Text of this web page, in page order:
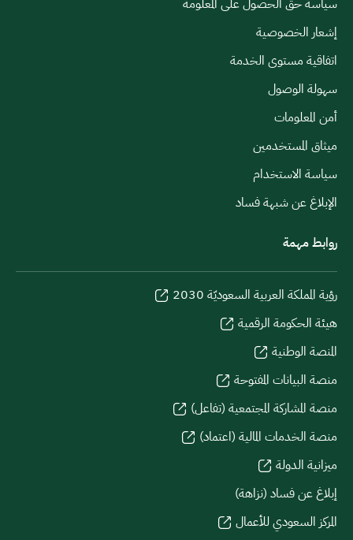
سياسة حق الحصول على المعلومة
إشعار الخصوصية
اتفاقية مستوى الخدمة
سهولة الوصول
أمن المعلومات
ميثاق المستخدمين
سياسة الاستخدام
الإبلاغ عن شبهة فساد
روابط مهمة
رؤية المملكة العربية السعوديّة 2030
هيئة الحكومة الرقمية
المنصة الوطنية
منصة البيانات المفتوحة
منصة المشاركة المجتمعية (تفاعل)
منصة الخدمات المالية (اعتماد)
ميزانية الدولة
إبلاغ عن فساد (نزاهة)
المركز السعودي للأعمال